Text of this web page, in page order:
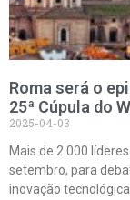
Roma será o
25ª Cúpula do
2025-04-03
Mais de 2.000
setembro, para
inovação